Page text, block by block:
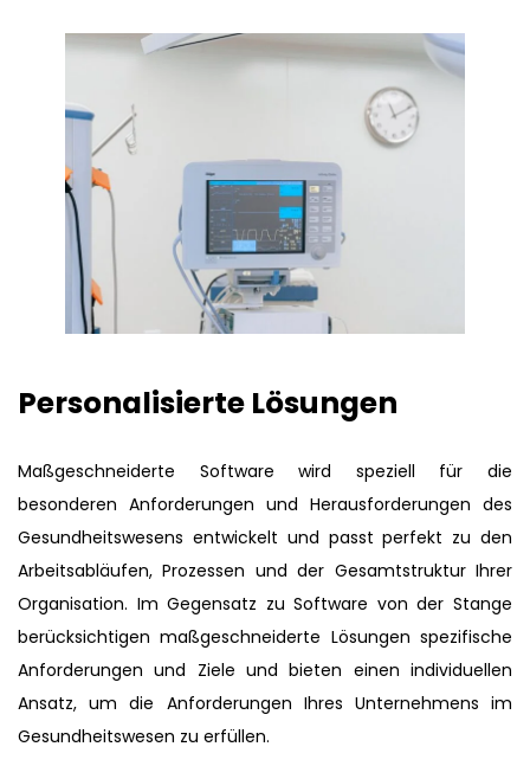
Personalisierte Lösungen
Maßgeschneiderte Software wird speziell für die
besonderen Anforderungen und Herausforderungen des
Gesundheitswesens entwickelt und passt perfekt zu den
Arbeitsabläufen, Prozessen und der Gesamtstruktur Ihrer
Organisation. Im Gegensatz zu Software von der Stange
berücksichtigen maßgeschneiderte Lösungen spezifische
Anforderungen und Ziele und bieten einen individuellen
Ansatz, um die Anforderungen Ihres Unternehmens im
Gesundheitswesen zu erfüllen.